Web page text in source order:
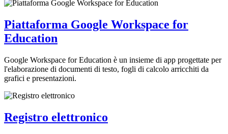
Piattaforma Google Workspace for
Education
Google Workspace for Education è un insieme di app progettate per
l'elaborazione di documenti di testo, fogli di calcolo arricchiti da
grafici e presentazioni.
Registro elettronico